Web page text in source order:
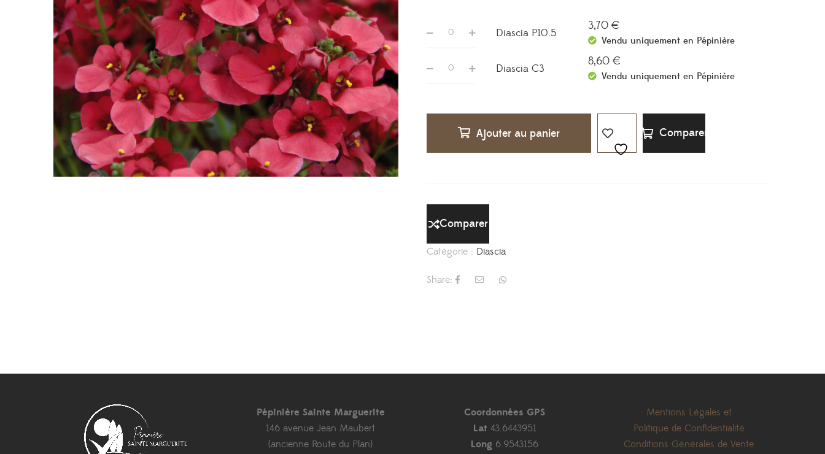
Diascia P10.5
3,70€
Vendu uniquement en Pépinière
Diascia C3
8,60€
Vendu uniquement en Pépinière
Ajouter au panier Comparer
Comparer
Catégorie : Diascia
Share:
Pépinière Sainte Marguerite
146 avenue Jean Maubert
(ancienne Route du Plan)
Coordonnées GPS
Lat 43.6443951
Long 6.9543156
Mentions Légales et
Politique de Confidentialité
Conditions Générales de Vente